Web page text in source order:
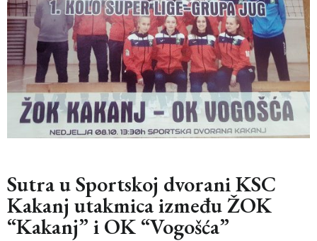
Sutra u Sportskoj dvorani KSC
Kakanj utakmica između ŽOK
“Kakanj” i OK “Vogošća”